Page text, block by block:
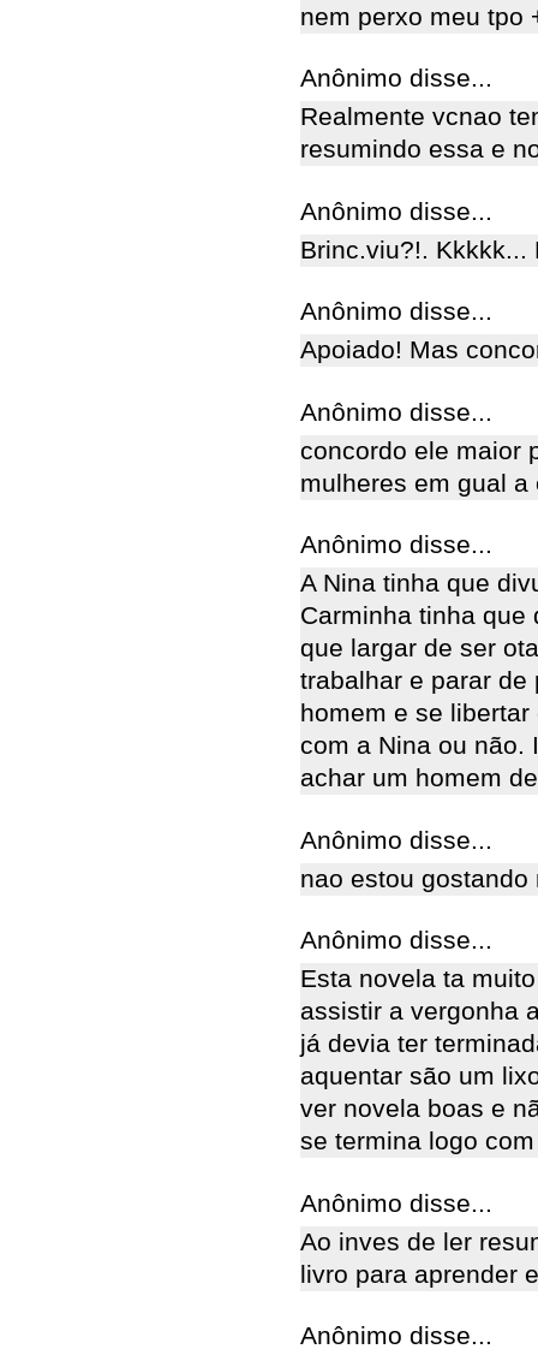
nem perxo meu tpo
Anônimo disse...
Realmente vcnao
resumindo essa e
Anônimo disse...
Brinc.viu?!. Kkkkk...
Anônimo disse...
Apoiado! Mas
Anônimo disse...
concordo ele maior
mulheres em gual a
Anônimo disse...
A Nina tinha que
Carminha tinha que
que largar de ser
trabalhar e parar de
homem e se
com a Nina ou não.
achar um homem
Anônimo disse...
nao estou
Anônimo disse...
Esta novela ta
assistir a vergonha
já devia ter
aquentar são um
ver novela boas e
se termina logo
Anônimo disse...
Ao inves de ler
livro para aprender
Anônimo disse...